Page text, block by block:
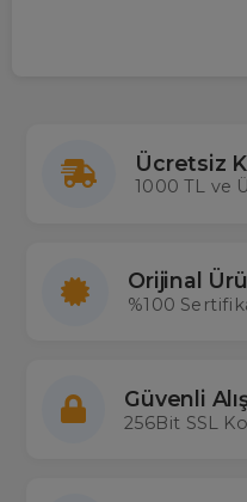
Ücretsiz
1000 TL ve
Orijinal
%100
Güvenli
256Bit SSL